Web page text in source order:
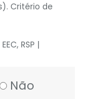
Critério de
RSP |
Não